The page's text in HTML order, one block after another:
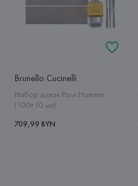
Brunello Cucinelli
Набор духов Pour Homme
(100+10 мл)
709,99 BYN